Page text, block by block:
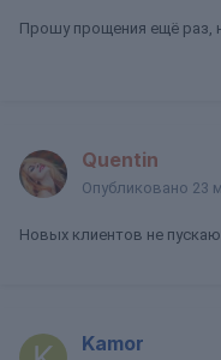
Прошу прощения ещё раз,
Quentin
Опубликовано 23
Новых клиентов не
Kamor